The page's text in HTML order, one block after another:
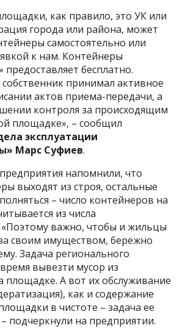
как правило, это УК или
города или района, может
самостоятельно или
к нам. Контейнеры
предоставляет бесплатно.
принимал активное
актов приема-передачи, а
контроля за происходящим
площадке», – сообщил
эксплуатации
Марс Суфиев.
напомнили, что
выходят из строя, остальные
– число контейнеров на
из числа
важно, чтобы и жильцы
своим имуществом, бережно
Задача регионального
вывезти мусор из
площадке. А вот их обслуживание
как и содержание
в чистоте – задача ее
подчеркнули на предприятии.